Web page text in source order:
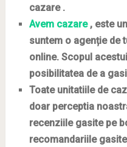
cazare .
Avem cazare, este
suntem o agenție de
online. Scopul
posibilitatea de a
Toate unitatiile de
doar perceptia
recenziile gasite pe
recomandariile